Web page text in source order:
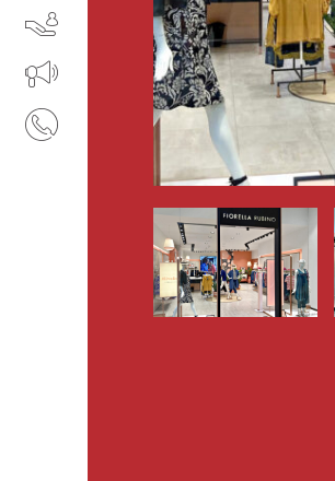
IL TUO BUSINESS AL CENTRO
CONTATTI